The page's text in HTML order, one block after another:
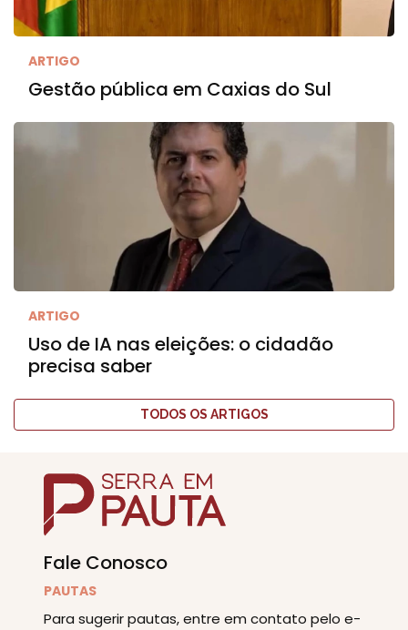
ARTIGO
Gestão pública em Caxias do Sul
ARTIGO
Uso de IA nas eleições: o cidadão
precisa saber
TODOS OS ARTIGOS
Fale Conosco
PAUTAS
Para sugerir pautas, entre em contato pelo e-